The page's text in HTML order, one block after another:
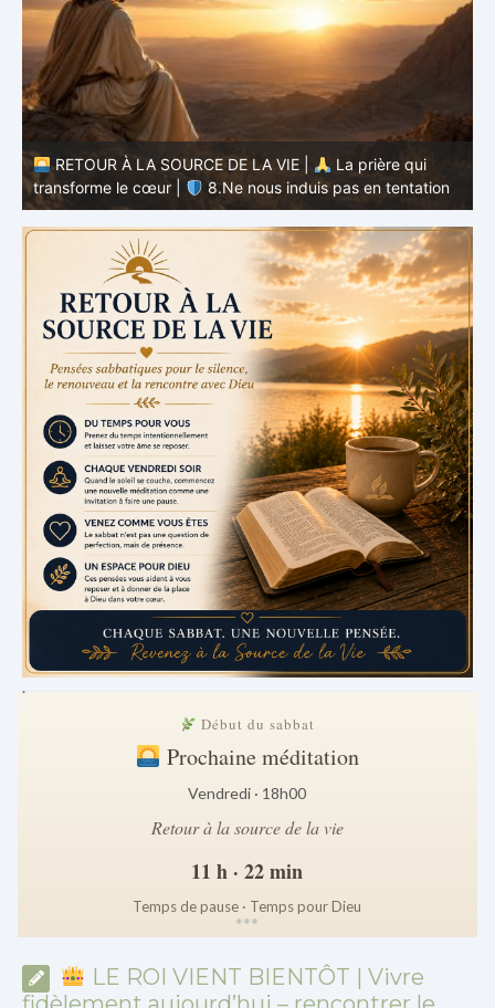
RETOUR À LA SOURCE DE LA VIE |
La prière qui
transforme le cœur |
7.Comme nous pardonnons aussi à
ceux qui nous ont offensés
.
Début du sabbat
Prochaine méditation
Vendredi · 18h00
Retour à la source de la vie
11 h · 22 min
Temps de pause · Temps pour Dieu
***
LE ROI VIENT BIENTÔT | Vivre